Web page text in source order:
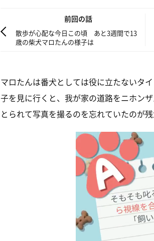
前回の話
散歩が心配な今日この頃 あと3週間で13
歳の柴犬マロたんの様子は
マロたんは番犬としては役に立たないタ
子を見に行くと、我が家の道路をニホン
とられて写真を撮るのを忘れていたのが